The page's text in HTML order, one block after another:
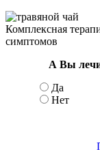
Комплексная
симптомов
А Вы
Да
Нет